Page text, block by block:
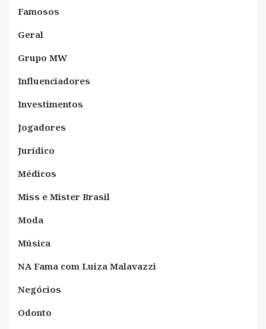
Famosos
Geral
Grupo MW
Influenciadores
Investimentos
Jogadores
Jurídico
Médicos
Miss e Mister Brasil
Moda
Música
NA Fama com Luiza Malavazzi
Negócios
Odonto